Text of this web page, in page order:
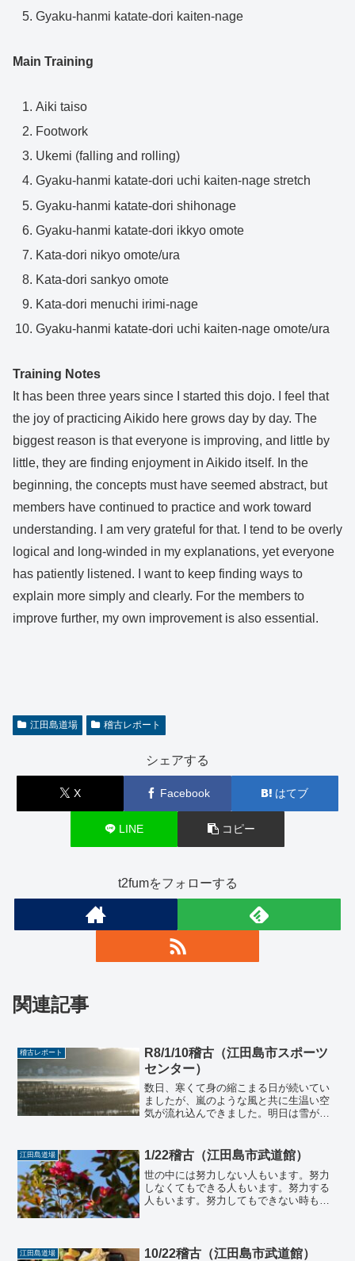
Gyaku-hanmi katate-dori kaiten-nage
Main Training
Aiki taiso
Footwork
Ukemi (falling and rolling)
Gyaku-hanmi katate-dori uchi kaiten-nage stretch
Gyaku-hanmi katate-dori shihonage
Gyaku-hanmi katate-dori ikkyo omote
Kata-dori nikyo omote/ura
Kata-dori sankyo omote
Kata-dori menuchi irimi-nage
Gyaku-hanmi katate-dori uchi kaiten-nage omote/ura
Training Notes
It has been three years since I started this dojo. I feel that
the joy of practicing Aikido here grows day by day. The
biggest reason is that everyone is improving, and little by
little, they are finding enjoyment in Aikido itself. In the
beginning, the concepts must have seemed abstract, but
members have continued to practice and work toward
understanding. I am very grateful for that. I tend to be overly
logical and long-winded in my explanations, yet everyone
has patiently listened. I want to keep finding ways to
explain more simply and clearly. For the members to
improve further, my own improvement is also essential.
江田島道場 稽古レポート
シェアする
X Facebook はてブ
LINE コピー
t2fumをフォローする
関連記事
稽古レポート
R8/1/10稽古（江田島市スポーツ
センター）
数日、寒くて身の縮こまる日が続いてい
ましたが、嵐のような風と共に生温い空
気が流れ込んできました。明日は雪が降
んだり、雪だるまを作ることがあんなに
楽しかったのに、あの時の...
江田島道場 1/22稽古（江田島市武道館）
世の中には努力しない人もいます。努力
しなくてもできる人もいます。努力する
人もいます。努力してもできない時もあ
で結果に一喜一憂している...
江田島道場 10/22稽古（江田島市武道館）